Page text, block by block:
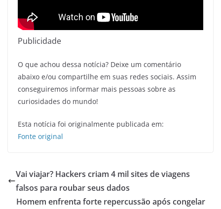
Publicidade
O que achou dessa notícia? Deixe um comentário
abaixo e/ou compartilhe em suas redes sociais. Assim
conseguiremos informar mais pessoas sobre as
curiosidades do mundo!
Esta notícia foi originalmente publicada em:
Fonte original
Vai viajar? Hackers criam 4 mil sites de viagens
falsos para roubar seus dados
Homem enfrenta forte repercussão após congelar